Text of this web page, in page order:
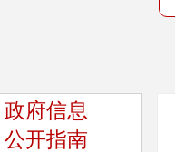
政府信息
公开指南